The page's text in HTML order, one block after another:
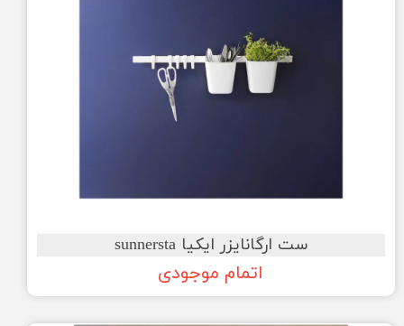
ست ارگانایزر ایکیا sunnersta
اتمام موجودی